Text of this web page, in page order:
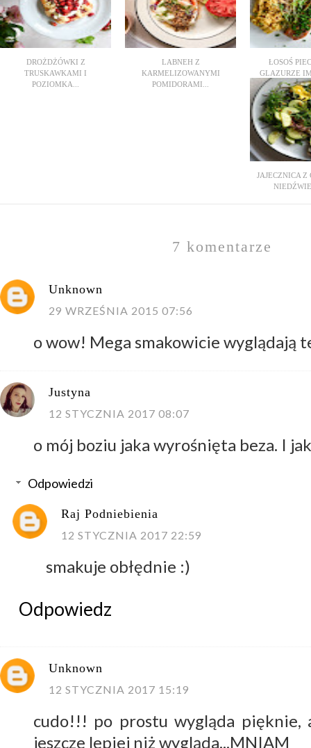
DROŻDŻÓWKI Z
TRUSKAWKAMI I
POZIOMKA...
LABNEH Z
KARMELIZOWANYMI
POMIDORAMI...
ŁOSOŚ
GLAZURZE
JAJECZNICA Z
7 komentarze
Unknown
29 WRZEŚNIA 2015 07:56
o wow! Mega smakowicie wyglądają
Justyna
12 STYCZNIA 2017 08:07
o mój boziu jaka wyrośnięta beza. I
Odpowiedzi
Raj Podniebienia
12 STYCZNIA 2017 22:59
smakuje obłędnie :)
Odpowiedz
Unknown
12 STYCZNIA 2017 15:19
cudo!!! po prostu wygląda pięknie,
jeszcze lepiej niż wygląda...MNIAM